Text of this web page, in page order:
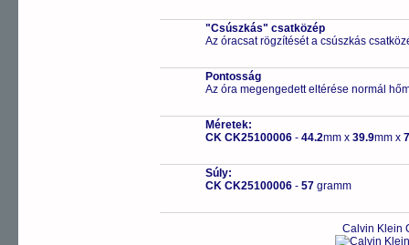
"Csúszkás" csatközép
Az óracsat rögzítését a csúszkás
Pontosság
Az óra megengedett eltérése normál
Méretek:
CK CK25100006 - 44.2mm x 39.9mm x
Súly:
CK CK25100006 - 57 gramm
Calvin Klein